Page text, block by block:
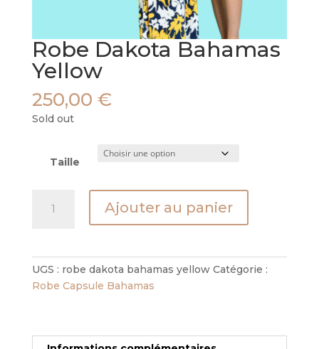
Robe Dakota Bahamas
Yellow
250,00 €
Sold out
Taille
Bahamas
Yellow
Ajouter au panier
UGS : robe dakota bahamas yellow Catégorie :
Robe Capsule Bahamas